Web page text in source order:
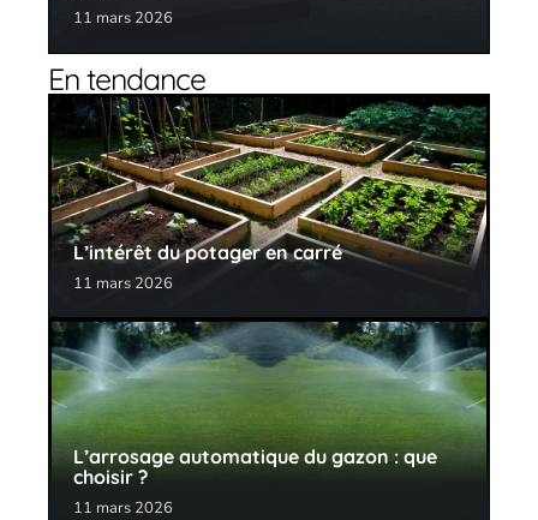
11 mars 2026
En tendance
L’intérêt du potager en carré
11 mars 2026
L’arrosage automatique du gazon : que
choisir ?
11 mars 2026